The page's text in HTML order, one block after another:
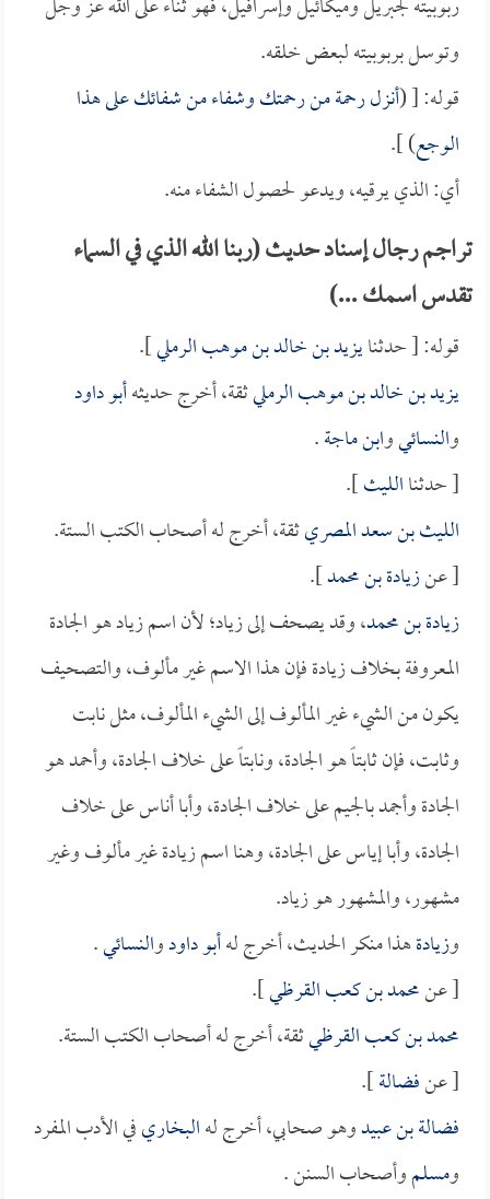
وتوسل بربوبيته لبعض خلقه.
قوله: [ (أنزل رحمة من رحمتك وشفاء من شفائك على هذا
الوجع) ].
أي: الذي يرقيه، ويدعو لحصول الشفاء منه.
تراجم رجال إسناد حديث (ربنا الله الذي في السماء
تقدس اسمك ...)
قوله: [ حدثنايزيد بن خالد بن موهب الرملي].
يزيد بن خالد بن موهب الرمليثقة، أخرج حديثهأبو داود
والنسائيوابن ماجة.
[ حدثناالليث].
الليث بن سعد المصريثقة، أخرج له أصحاب الكتب الستة.
[ عنزيادة بن محمد].
زيادة بن محمد، وقد يصحف إلى زياد؛ لأن اسم زياد هو الجادة
المعروفة بخلاف زيادة فإن هذا الاسم غير مألوف، والتصحيف
يكون من الشيء غير المألوف إلى الشيء المألوف، مثل نابت
وثابت، فإن ثابتاً هو الجادة، ونابتاً على خلاف الجادة، وأحمد هو
الجادة وأجمد بالجيم على خلاف الجادة، وأبا أناس على خلاف
الجادة، وأبا إياس على الجادة، وهنا اسم زيادة غير مألوف وغير
مشهور، والمشهور هو زياد.
وزيادةهذا منكر الحديث، أخرج لهأبو داودوالنسائي.
[ عنمحمد بن كعب القرظي].
محمد بن كعب القرظيثقة، أخرج له أصحاب الكتب الستة.
[ عنفضالة].
فضالة بن عبيدوهو صحابي، أخرج لهالبخاريفي الأدب المفرد
ومسلموأصحاب السنن .